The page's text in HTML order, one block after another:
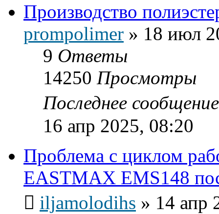
Производство
prompolimer » 18 июл
9 Ответы
14250 Просмотры
Последнее
16 апр 2025, 08:20
Проблема с циклом
EASTMAX EMS148
iljamolodihs » 14 апр